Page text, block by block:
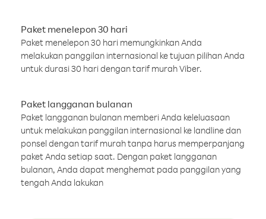
Paket menelepon 30 hari
Paket menelepon 30 hari memungkinkan Anda
melakukan panggilan internasional ke tujuan pilihan Anda
untuk durasi 30 hari dengan tarif murah Viber.
Paket langganan bulanan
Paket langganan bulanan memberi Anda keleluasaan
untuk melakukan panggilan internasional ke landline dan
ponsel dengan tarif murah tanpa harus memperpanjang
paket Anda setiap saat. Dengan paket langganan
bulanan, Anda dapat menghemat pada panggilan yang
tengah Anda lakukan